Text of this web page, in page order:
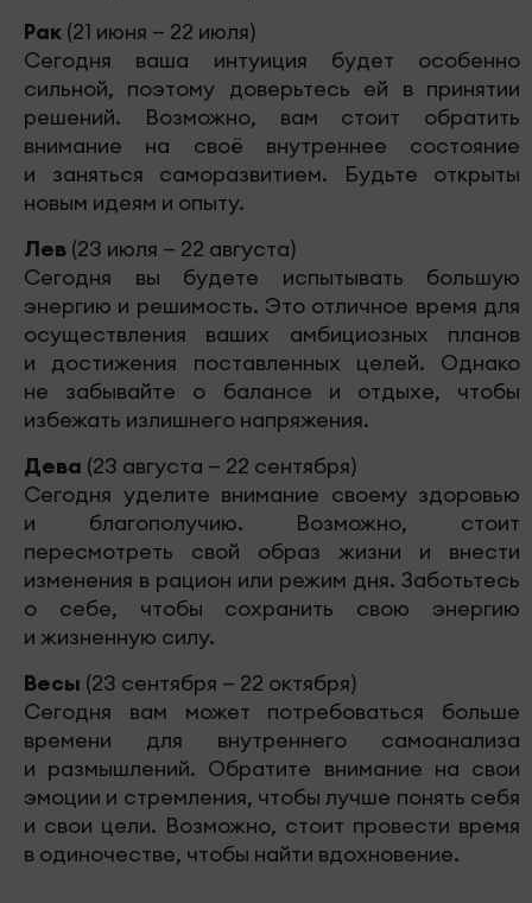
Рак (21 июня — 22 июля)
Сегодня ваша интуиция будет особенно
сильной, поэтому доверьтесь ей в принятии
решений. Возможно, вам стоит обратить
внимание на своё внутреннее состояние
и заняться саморазвитием. Будьте открыты
новым идеям и опыту.
Лев (23 июля — 22 августа)
Сегодня вы будете испытывать большую
энергию и решимость. Это отличное время для
осуществления ваших амбициозных планов
и достижения поставленных целей. Однако
не забывайте о балансе и отдыхе, чтобы
избежать излишнего напряжения.
Дева (23 августа — 22 сентября)
Сегодня уделите внимание своему здоровью
и благополучию. Возможно, стоит
пересмотреть свой образ жизни и внести
изменения в рацион или режим дня. Заботьтесь
о себе, чтобы сохранить свою энергию
и жизненную силу.
Весы (23 сентября — 22 октября)
Сегодня вам может потребоваться больше
времени для внутреннего самоанализа
и размышлений. Обратите внимание на свои
эмоции и стремления, чтобы лучше понять себя
и свои цели. Возможно, стоит провести время
в одиночестве, чтобы найти вдохновение.